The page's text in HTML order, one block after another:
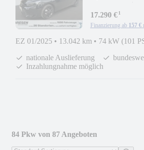
17.290 €¹
Finanzierung ab 157 €
EZ 01/2025 • 13.042 km • 74 kW (101
nationale Auslieferung
Inzahlungnahme möglich
84 Pkw von 87 Angeboten